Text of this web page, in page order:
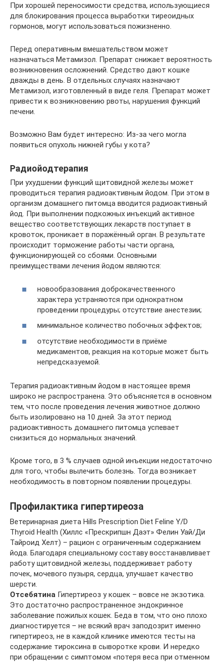
При хорошей переносимости средства, использующиеся
для блокирования процесса выработки тиреоидных
гормонов, могут использоваться пожизненно.
Перед оперативным вмешательством может
назначаться Метамизол. Препарат снижает вероятность
возникновения осложнений. Средство дают кошке
дважды в день. В отдельных случаях назначают
Метамизол, изготовленный в виде геля. Препарат может
привести к возникновению рвоты, нарушения функций
печени.
Возможно Вам будет интересно: Из-за чего могла
появиться опухоль нижней губы у кота?
Радиойодтерапия
При ухудшении функций щитовидной железы может
проводиться терапия радиоактивным йодом. При этом в
организм домашнего питомца вводится радиоактивный
йод. При выполнении подкожных инъекций активное
вещество соответствующих лекарств поступает в
кровоток, проникает в поражённый орган. В результате
происходит торможение работы части органа,
функционирующей со сбоями. Основными
преимуществами лечения йодом являются:
новообразования доброкачественного
характера устраняются при однократном
проведении процедуры; отсутствие анестезии;
минимальное количество побочных эффектов;
отсутствие необходимости в приёме
медикаментов, реакция на которые может быть
непредсказуемой.
Терапия радиоактивным йодом в настоящее время
широко не распространена. Это объясняется в основном
тем, что после проведения лечения животное должно
быть изолировано на 10 дней. За этот период
радиоактивность домашнего питомца успевает
снизиться до нормальных значений.
Кроме того, в 3 % случаев одной инъекции недостаточно
для того, чтобы вылечить болезнь. Тогда возникает
необходимость в повторном появлении процедуры.
Профилактика гипертиреоза
Ветеринарная диета Hills Prescription Diet Feline Y/D
Thyroid Health (Хиллс «Прескрипшн Даэт» Фелин Уай/Ди
Тайроид Хелт) – рацион с ограниченным содержанием
йода. Благодаря специальному составу восстанавливает
работу щитовидной железы, поддерживает работу
почек, мочевого пузыря, сердца, улучшает качество
шерсти.
Отсебятина Гипертиреоз у кошек – вовсе не экзотика.
Это достаточно распространенное эндокринное
заболевание пожилых кошек. Беда в том, что оно плохо
диагностируется – не всякий врач заподозрит именно
гипертиреоз, не в каждой клинике имеются тесты на
содержание тироксина в сыворотке крови. И нередко
при обращении с симптомом «потеря веса при отменном